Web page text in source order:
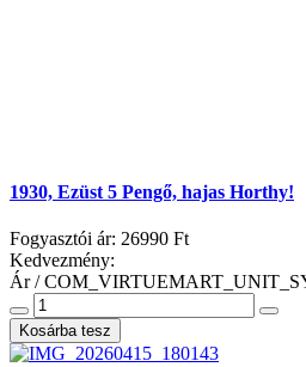
1930, Ezüst 5 Pengő, hajas Horthy!
Fogyasztói ár: 26990 Ft
Kedvezmény:
Ár /